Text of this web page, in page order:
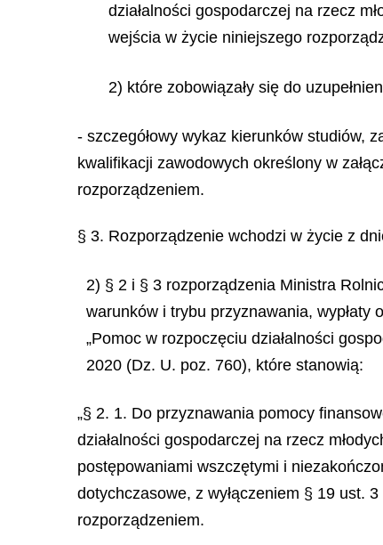
działalności gospodarczej na rzecz
wejścia w życie niniejszego
2) które zobowiązały się do
- szczegółowy wykaz kierunków studiów,
kwalifikacji zawodowych określony w
rozporządzeniem.
§ 3. Rozporządzenie wchodzi w życie z
2) § 2 i § 3 rozporządzenia Ministra
warunków i trybu przyznawania, wypłaty
„Pomoc w rozpoczęciu działalności
2020 (Dz. U. poz. 760), które stanowią:
„§ 2. 1. Do przyznawania pomocy
działalności gospodarczej na rzecz
postępowaniami wszczętymi i
dotychczasowe, z wyłączeniem § 19 ust.
rozporządzeniem.